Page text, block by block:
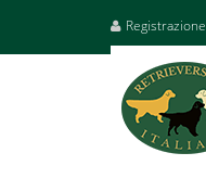
Registrazione